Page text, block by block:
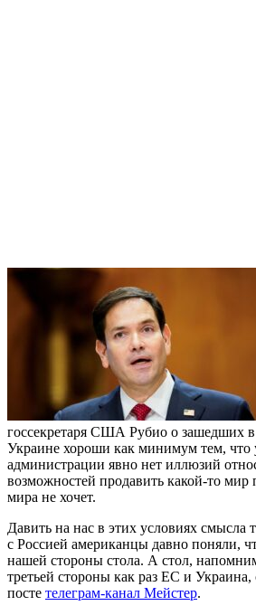
госсекретаря США Рубио о зашедших в
Украине хороши как минимум тем, что
администрации явно нет иллюзий
возможностей продавить какой-то
мира не хочет.
Давить на нас в этих условиях смысла
с Россией американцы давно поняли,
нашей стороны стола. А стол,
третьей стороны как раз ЕС и
посте телеграм-канал Мейстер.